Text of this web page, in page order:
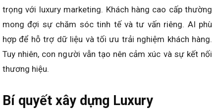
trọng với luxury marketing. Khách hàng cao cấp thường
mong đợi sự chăm sóc tinh tế và tư vấn riêng. AI phù
hợp để hỗ trợ dữ liệu và tối ưu trải nghiệm khách hàng.
Tuy nhiên, con người vẫn tạo nên cảm xúc và sự kết nối
thương hiệu.
Bí quyết xây dựng Luxury